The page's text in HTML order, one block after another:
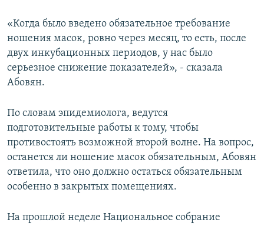
«Когда было введено обязательное требование
ношения масок, ровно через месяц, то есть, после
двух инкубационных периодов, у нас было
серьезное снижение показателей», - сказала
Абовян.
По словам эпидемиолога, ведутся
подготовительные работы к тому, чтобы
противостоять возможной второй волне. На вопрос,
останется ли ношение масок обязательным, Абовян
ответила, что оно должно остаться обязательным
особенно в закрытых помещениях.
На прошлой неделе Национальное собрание